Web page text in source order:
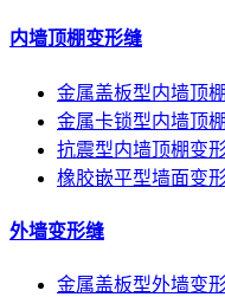
内墙顶棚变形缝
金属盖板型内墙顶
金属卡锁型内墙顶
抗震型内墙顶棚变
橡胶嵌平型墙面变
外墙变形缝
金属盖板型外墙变